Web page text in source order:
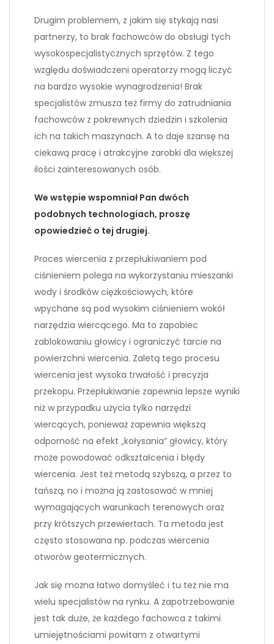
Drugim problemem, z jakim się stykają nasi
partnerzy, to brak fachowców do obsługi tych
wysokospecjalistycznych sprzętów. Z tego
względu doświadczeni operatorzy mogą liczyć
na bardzo wysokie wynagrodzenia! Brak
specjalistów zmusza też firmy do zatrudniania
fachowców z pokrewnych dziedzin i szkolenia
ich na takich maszynach. A to daje szansę na
ciekawą pracę i atrakcyjne zarobki dla większej
ilości zainteresowanych osób.
We wstępie wspomniał Pan dwóch
podobnych technologiach, proszę
opowiedzieć o tej drugiej.
Proces wiercenia z przepłukiwaniem pod
ciśnieniem polega na wykorzystaniu mieszanki
wody i środków ciężkościowych, które
wpychane są pod wysokim ciśnieniem wokół
narzędzia wiercącego. Ma to zapobiec
zablokowaniu głowicy i ograniczyć tarcie na
powierzchni wiercenia. Zaletą tego procesu
wiercenia jest wysoka trwałość i precyzja
przekopu. Przepłukiwanie zapewnia lepsze wyniki
niż w przypadku użycia tylko narzędzi
wiercących, ponieważ zapewnia większą
odporność na efekt „kołysania” głowicy, który
może powodować odkształcenia i błędy
wiercenia. Jest też metodą szybszą, a przez to
tańszą, no i można ją zastosować w mniej
wymagających warunkach terenowych oraz
przy krótszych przewiertach. Ta metoda jest
często stosowana np. podczas wiercenia
otworów geotermicznych.
Jak się można łatwo domyśleć i tu też nie ma
wielu specjalistów na rynku. A zapotrzebowanie
jest tak duże, że każdego fachowca z takimi
umiejętnościami powitam z otwartymi